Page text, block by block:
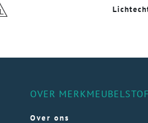
OVER
Over ons